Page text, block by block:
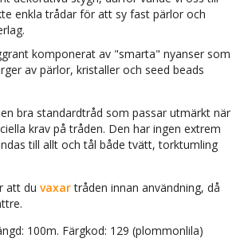
enkla trådar för att sy fast pärlor och
komponerat av "smarta" nyanser som
av pärlor, kristaller och seed beads
bra standardtråd som passar utmärkt när
krav på tråden. Den har ingen extrem
till allt och tål både tvätt, torktumling
att du vaxartråden innan användning, då
100m. Färgkod: 129 (plommonlila)